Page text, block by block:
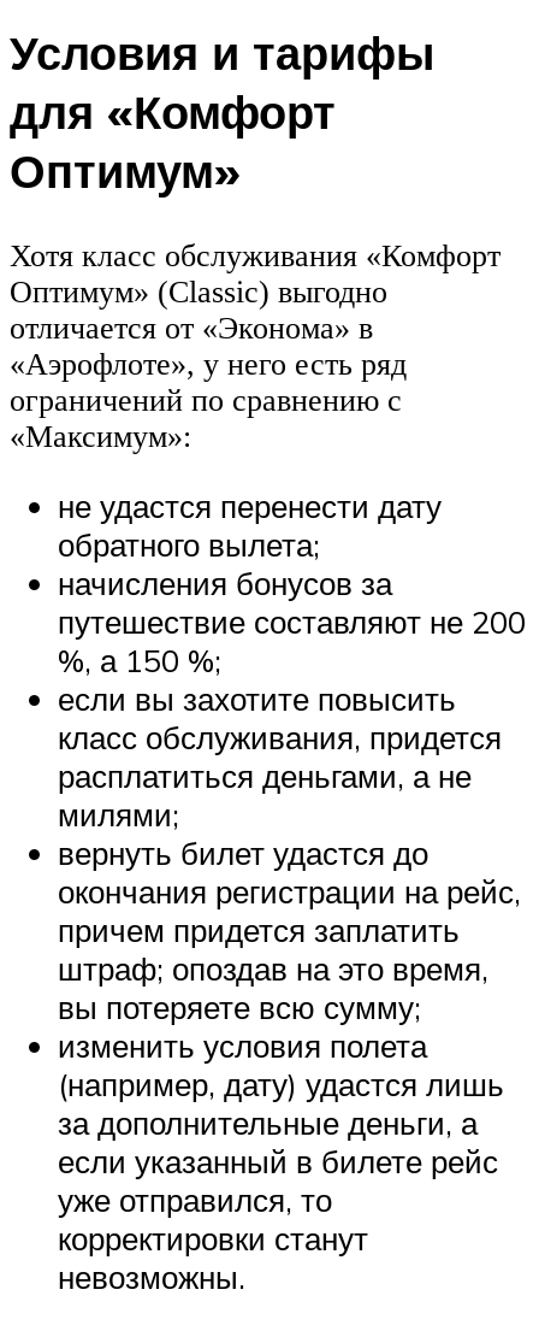
Условия и тарифы
для «Комфорт
Оптимум»
Хотя класс обслуживания «Комфорт
Оптимум» (Classic) выгодно
отличается от «Эконома» в
«Аэрофлоте», у него есть ряд
ограничений по сравнению с
«Максимум»:
не удастся перенести дату
обратного вылета;
начисления бонусов за
путешествие составляют не 200
%, а 150 %;
если вы захотите повысить
класс обслуживания, придется
расплатиться деньгами, а не
милями;
вернуть билет удастся до
окончания регистрации на рейс,
причем придется заплатить
штраф; опоздав на это время,
вы потеряете всю сумму;
изменить условия полета
(например, дату) удастся лишь
за дополнительные деньги, а
если указанный в билете рейс
уже отправился, то
корректировки станут
невозможны.